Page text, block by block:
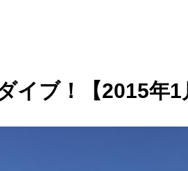
イブ！【2015年1